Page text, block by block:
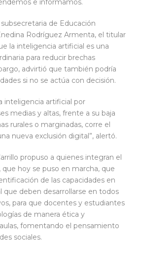
de Educación
Rodríguez Armenta, el titular
la inteligencia artificial es una
para reducir brechas
advirtió que también podría
si no se actúa con decisión.
inteligencia artificial por
medias y altas, frente a su baja
rurales o marginadas, corre el
nueva exclusión digital”, alertó.
propuso a quienes integran el
hoy se puso en marcha, que
de las capacidades en
que deben desarrollarse en todos
para que docentes y estudiantes
de manera ética y
fomentando el pensamiento
sociales.